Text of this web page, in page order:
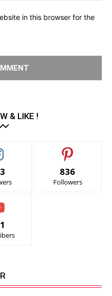
in this browser for the
& LIKE !
836
Followers